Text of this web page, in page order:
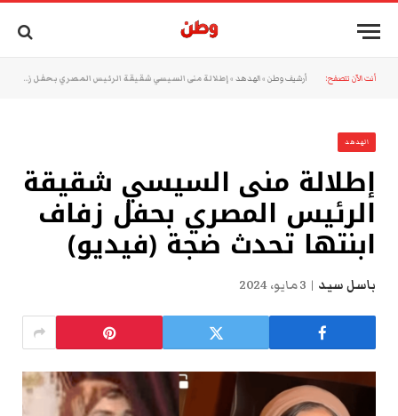
أنت الآن تتصفح: أرشيف وطن »الهدهد »إطلالة منى السيسي شقيقة الرئيس المصري بحفل زفاف ابنتها تحدث ضجة (فيديو)
الهدهد
إطلالة منى السيسي شقيقة
الرئيس المصري بحفل زفاف
ابنتها تحدث ضجة (فيديو)
باسل سيد 3 مايو، 2024